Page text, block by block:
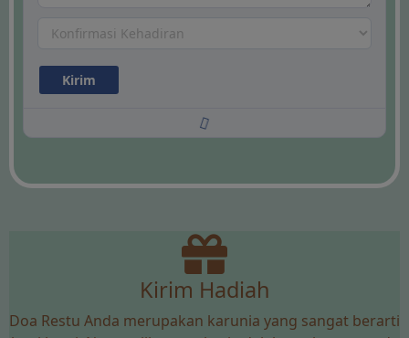
Kirim Hadiah
Doa Restu Anda merupakan karunia yang sangat berarti